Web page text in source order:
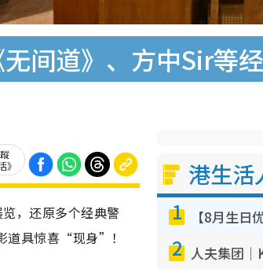
间道》、方中Sir等
》
，还原多个经典警
道具惊喜“现身”！
港生活
1
2